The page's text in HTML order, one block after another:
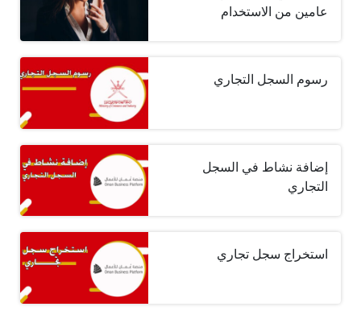
عامين من الاستخدام
رسوم السجل التجاري
إضافة نشاط في السجل
التجاري
استخراج سجل تجاري